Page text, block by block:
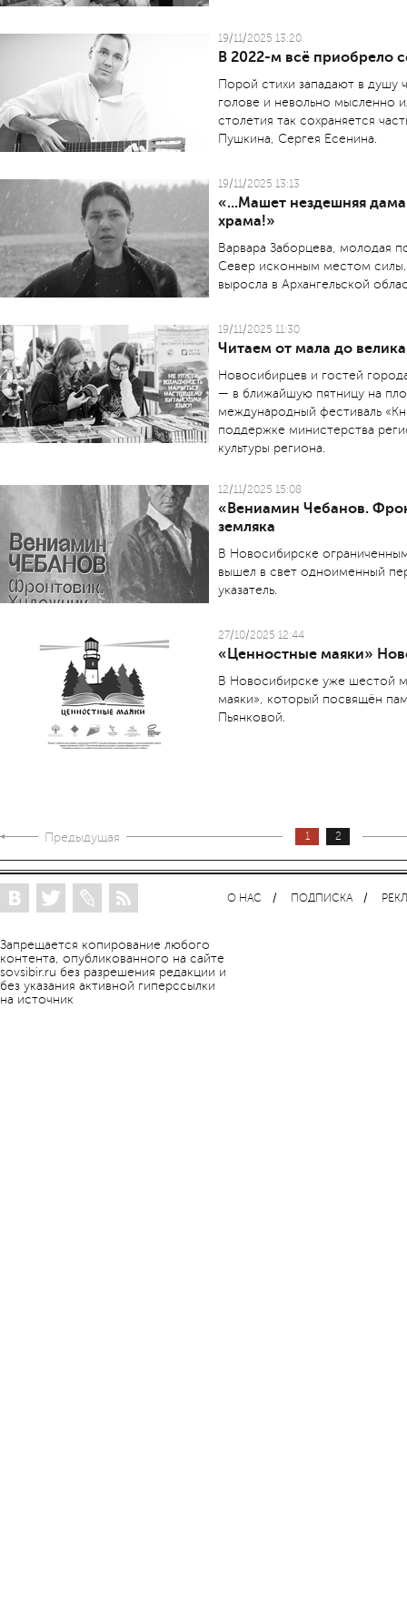
19/11/2025 13:20
В 2022-м всё приобрело
Порой стихи западают в душу
голове и невольно мысленно
столетия так сохраняется
Пушкина, Сергея Есенина.
19/11/2025 13:13
«...Машет нездешняя
храма!»
Варвара Заборцева, молодая
Север исконным местом силы.
выросла в Архангельской
19/11/2025 11:30
Читаем от мала до велика
Новосибирцев и гостей
— в ближайшую пятницу на
международный фестиваль
поддержке министерства
культуры региона.
12/11/2025 15:08
«Вениамин Чебанов.
земляка
В Новосибирске
вышел в свет одноименный
указатель.
27/10/2025 12:44
«Ценностные маяки»
В Новосибирске уже шестой
маяки», который посвящён
Пьянковой.
Предыдущая 1 2
Запрещается копирование любого
контента, опубликованного на сайте
sovsibir.ru без разрешения редакции и
без указания активной гиперссылки
на источник
О НАС ПОДПИСКА